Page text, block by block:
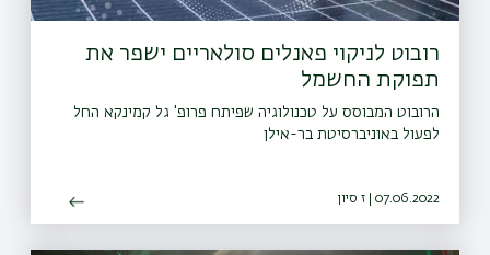
רובוט לניקוי פאנלים סולאריים ישפר את
תפוקת החשמל
הרובוט המבוסס על טכנולוגיה שפיתח פרופ' גל קמינקא החל
לפעול באוניברסיטת בר-אילן
07.06.2022 | ז סיון